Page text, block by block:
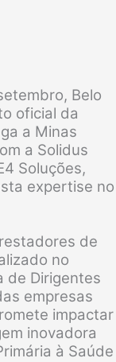
Belo
oficial da
a Minas
a Solidus
Soluções,
expertise no
de
no
de Dirigentes
empresas
impactar
inovadora
à Saúde